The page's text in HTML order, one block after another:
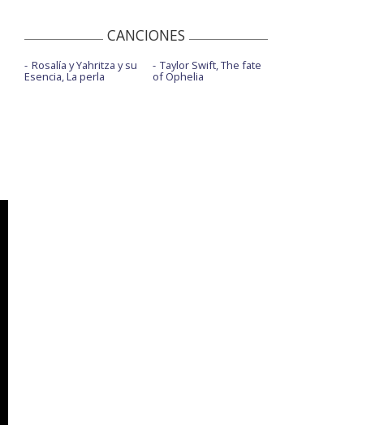
CANCIONES
Rosalía y Yahritza y su
Esencia, La perla
Taylor Swift, The fate
of Ophelia